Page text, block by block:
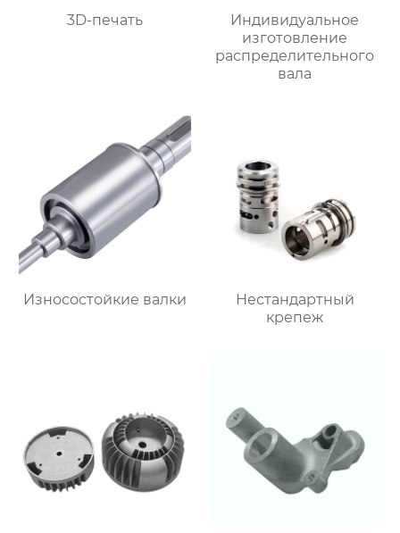
3D-печать
Индивидуальное
изготовление
распределительного
вала
Износостойкие валки
Нестандартный
крепеж